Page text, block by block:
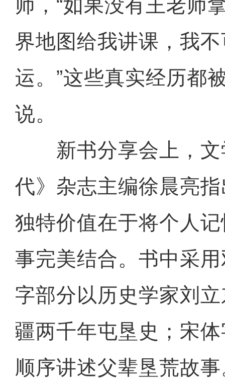
师，“如果没有王老师
界地图给我讲课，我
运。”这些真实经历都
说。
新书分享会上，文
代》杂志主编徐晨亮
独特价值在于将个人
事完美结合。书中采
字部分以历史学家刘
疆两千年屯垦史；宋
顺序讲述父辈垦荒故